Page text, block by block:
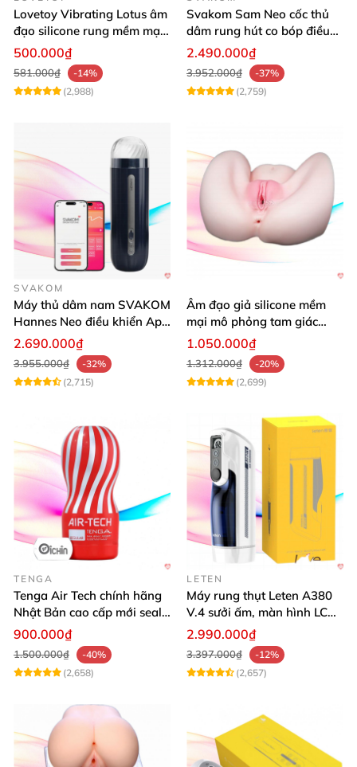
Lovetoy Vibrating Lotus âm
đạo silicone rung mềm mại
kích thích
500.000₫
581.000₫
-14%
(2,988)
Svakom Sam Neo cốc thủ
dâm rung hút co bóp điều
khiển App tiện lợi
2.490.000₫
3.952.000₫
-37%
(2,759)
SVAKOM
Máy thủ dâm nam SVAKOM
Hannes Neo điều khiển App
tiện lợi
2.690.000₫
3.955.000₫
-32%
(2,715)
Âm đạo giả silicone mềm
mại mô phỏng tam giác
vàng sexy
1.050.000₫
1.312.000₫
-20%
(2,699)
TENGA
Tenga Air Tech chính hãng
Nhật Bản cao cấp mới seal
giá tốt
900.000₫
1.500.000₫
-40%
(2,658)
LETEN
Máy rung thụt Leten A380
V.4 sưởi ấm, màn hình LCD,
cực đã
2.990.000₫
3.397.000₫
-12%
(2,657)